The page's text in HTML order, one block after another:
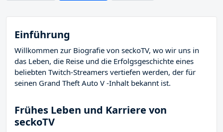
Einführung
Willkommen zur Biografie von seckoTV, wo wir uns in
das Leben, die Reise und die Erfolgsgeschichte eines
beliebten Twitch-Streamers vertiefen werden, der für
seinen Grand Theft Auto V -Inhalt bekannt ist.
Frühes Leben und Karriere von
seckoTV